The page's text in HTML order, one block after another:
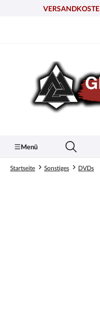
Menü
Startseite Sonstiges DVDs